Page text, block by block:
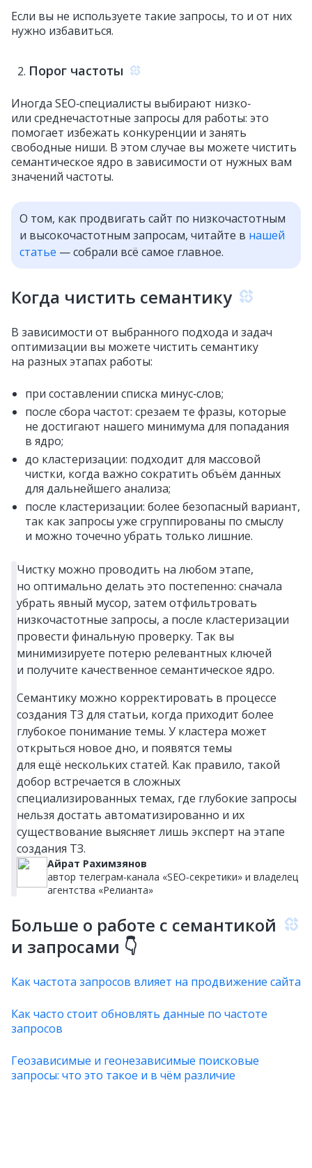
Если вы не используете такие запросы, то и от них
нужно избавиться.
Порог частоты
Иногда SEO‑специалисты выбирают низко‑
или среднечастотные запросы для работы: это
помогает избежать конкуренции и занять
свободные ниши. В этом случае вы можете чистить
семантическое ядро в зависимости от нужных вам
значений частоты.
О том, как продвигать сайт по низкочастотным
и высокочастотным запросам, читайте в нашей
статье — собрали всё самое главное.
Когда чистить семантику
В зависимости от выбранного подхода и задач
оптимизации вы можете чистить семантику
на разных этапах работы:
при составлении списка минус‑слов;
после сбора частот: срезаем те фразы, которые
не достигают нашего минимума для попадания
в ядро;
до кластеризации: подходит для массовой
чистки, когда важно сократить объём данных
для дальнейшего анализа;
после кластеризации: более безопасный вариант,
так как запросы уже сгруппированы по смыслу
и можно точечно убрать только лишние.
Чистку можно проводить на любом этапе,
но оптимально делать это постепенно: сначала
убрать явный мусор, затем отфильтровать
низкочастотные запросы, а после кластеризации
провести финальную проверку. Так вы
минимизируете потерю релевантных ключей
и получите качественное семантическое ядро.
Семантику можно корректировать в процессе
создания ТЗ для статьи, когда приходит более
глубокое понимание темы. У кластера может
открыться новое дно, и появятся темы
для ещё нескольких статей. Как правило, такой
добор встречается в сложных
специализированных темах, где глубокие запросы
нельзя достать автоматизированно и их
существование выясняет лишь эксперт на этапе
создания ТЗ.
Айрат Рахимзянов
автор телеграм‑канала «SEO‑секретики» и владелец
агентства «Релианта»
Больше о работе с семантикой
и запросами 👇
Как частота запросов влияет на продвижение сайта
Как часто стоит обновлять данные по частоте
запросов
Геозависимые и геонезависимые поисковые
запросы: что это такое и в чём различие